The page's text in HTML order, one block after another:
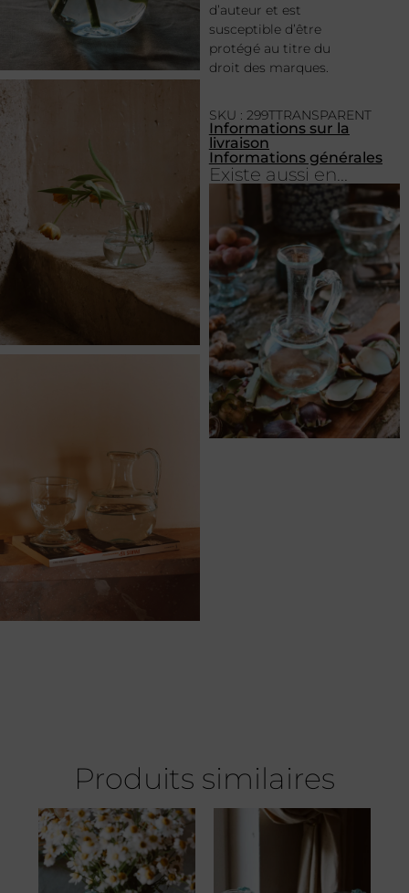
d’auteur et est
susceptible d’être
protégé au titre du
droit des marques.
SKU : 299TTRANSPARENT
Informations sur la
livraison
Informations générales
Existe aussi en...
Produits similaires